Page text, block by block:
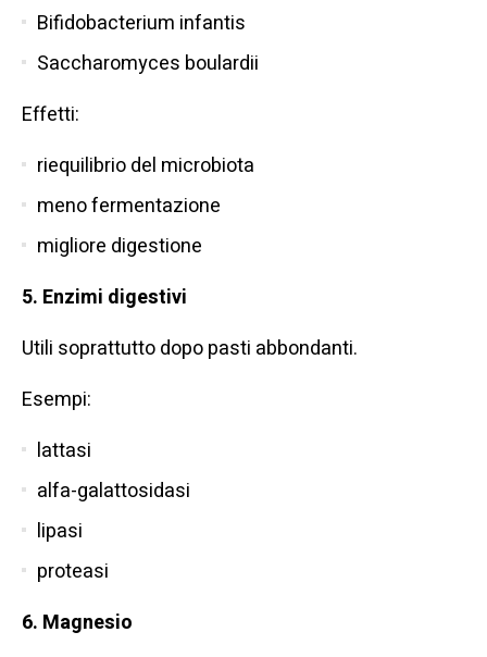
Bifidobacterium infantis
Saccharomyces boulardii
Effetti:
riequilibrio del microbiota
meno fermentazione
migliore digestione
5. Enzimi digestivi
Utili soprattutto dopo pasti abbondanti.
Esempi:
lattasi
alfa-galattosidasi
lipasi
proteasi
6. Magnesio